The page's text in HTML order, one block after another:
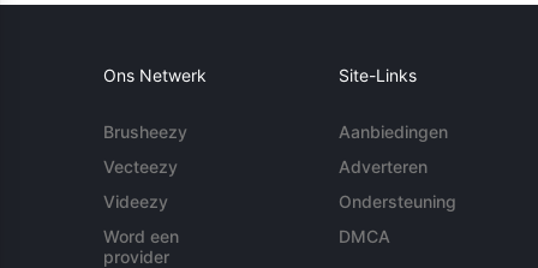
Ons Netwerk
Brusheezy
Vecteezy
Videezy
Word een
provider
Site-Links
Aanbiedingen
Adverteren
Ondersteuning
DMCA